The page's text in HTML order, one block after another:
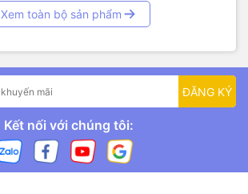
Xem toàn bộ sản phẩm
ĐĂNG KÝ
Kết nối với chúng tôi: